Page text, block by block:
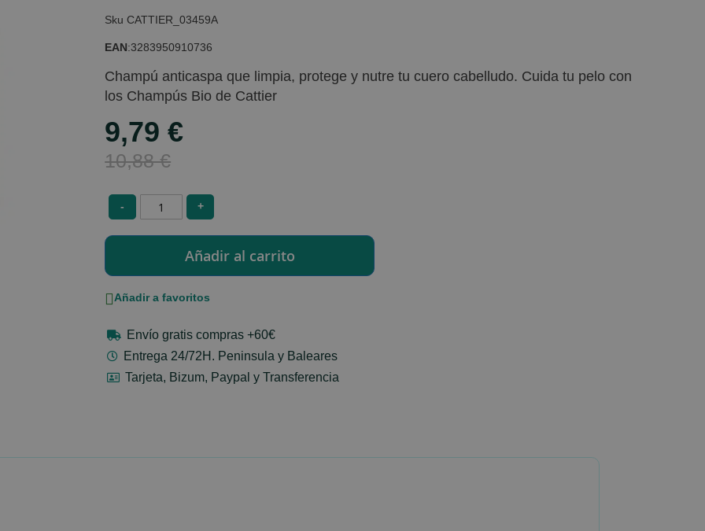
CATTIER_03459A
EAN:3283950910736
Champú anticaspa que limpia, protege y nutre tu cuero cabelludo. Cuida tu pelo con
los Champús Bio de Cattier
Special
Price
9,79 €
10,88 €
- +
Añadir a favoritos
Envío gratis compras +60€
Entrega 24/72H. Peninsula y Baleares
Tarjeta, Bizum, Paypal y Transferencia